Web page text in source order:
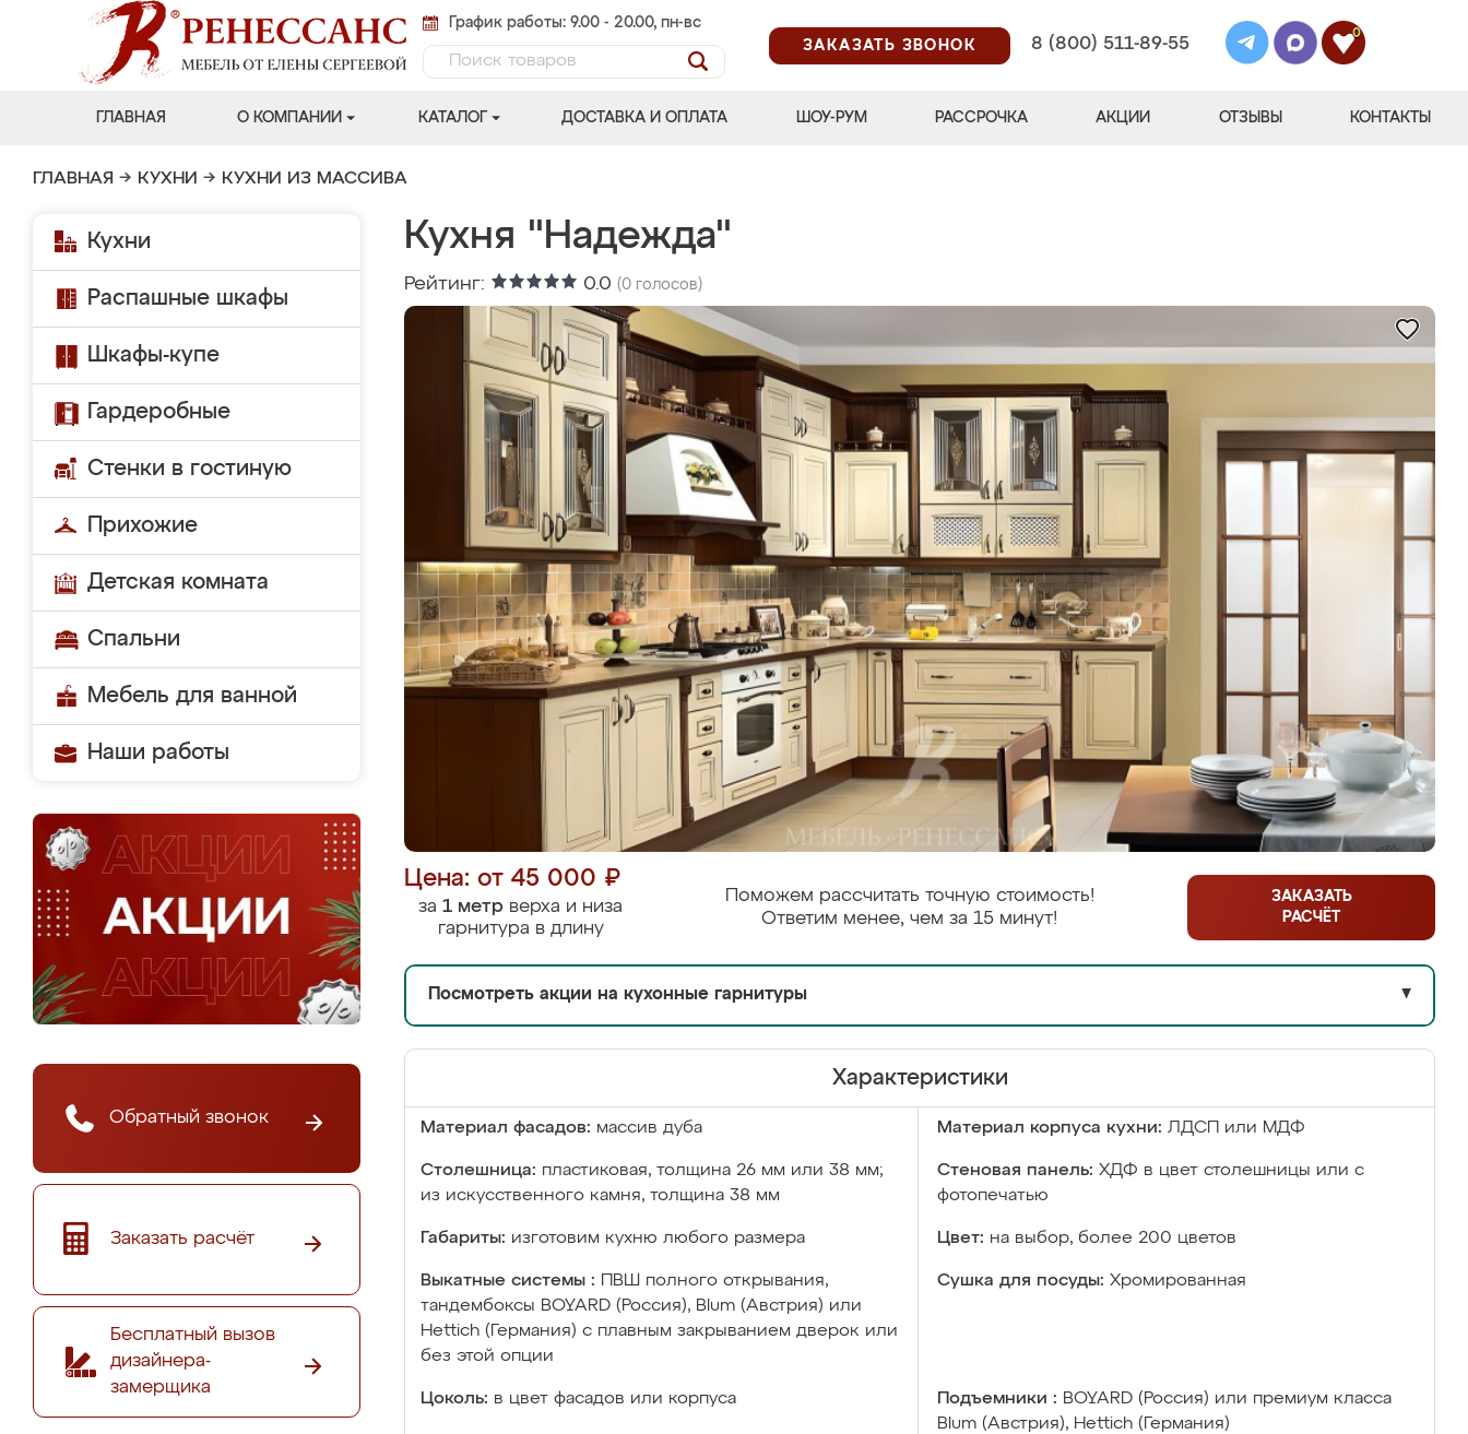
График работы: 9.00 - 20.00, пн-вс
ЗАКАЗАТЬ ЗВОНОК
8 (800) 511-89-55
0
ГЛАВНАЯ О КОМПАНИИ КАТАЛОГ ДОСТАВКА И ОПЛАТА ШОУ-РУМ РАССРОЧКА АКЦИИ ОТЗЫВЫ КОНТАКТЫ
ГЛАВНАЯ → КУХНИ → КУХНИ ИЗ МАССИВА
Кухни
Распашные шкафы
Шкафы-купе
Гардеробные
Стенки в гостиную
Прихожие
Детская комната
Спальни
Мебель для ванной
Наши работы
Обратный звонок
Заказать расчёт
Бесплатный вызов
дизайнера-
замерщика
Кухня "Надежда"
Рейтинг: 0.0 (0 голосов)
Цена: от 45 000 ₽
за 1 метр верха и низа
гарнитура в длину
Поможем рассчитать точную стоимость!
Ответим менее, чем за 15 минут!
ЗАКАЗАТЬ
РАСЧЁТ
Посмотреть акции на кухонные гарнитуры ▼
Характеристики
Материал фасадов: массив дуба Материал корпуса кухни: ЛДСП или МДФ
Столешница: пластиковая, толщина 26 мм или 38 мм;
из искусственного камня, толщина 38 мм
Стеновая панель: ХДФ в цвет столешницы или с
фотопечатью
Габариты: изготовим кухню любого размера Цвет: на выбор, более 200 цветов
Выкатные системы :
ПВШ полного открывания,
тандембоксы BOYARD (Россия), Blum (Австрия) или
Hettich (Германия) с плавным закрыванием дверок или
без этой опции
Сушка для посуды: Хромированная
Цоколь: в цвет фасадов или корпуса Подъемники : BOYARD (Россия) или премиум класса
Blum (Австрия), Hettich (Германия)